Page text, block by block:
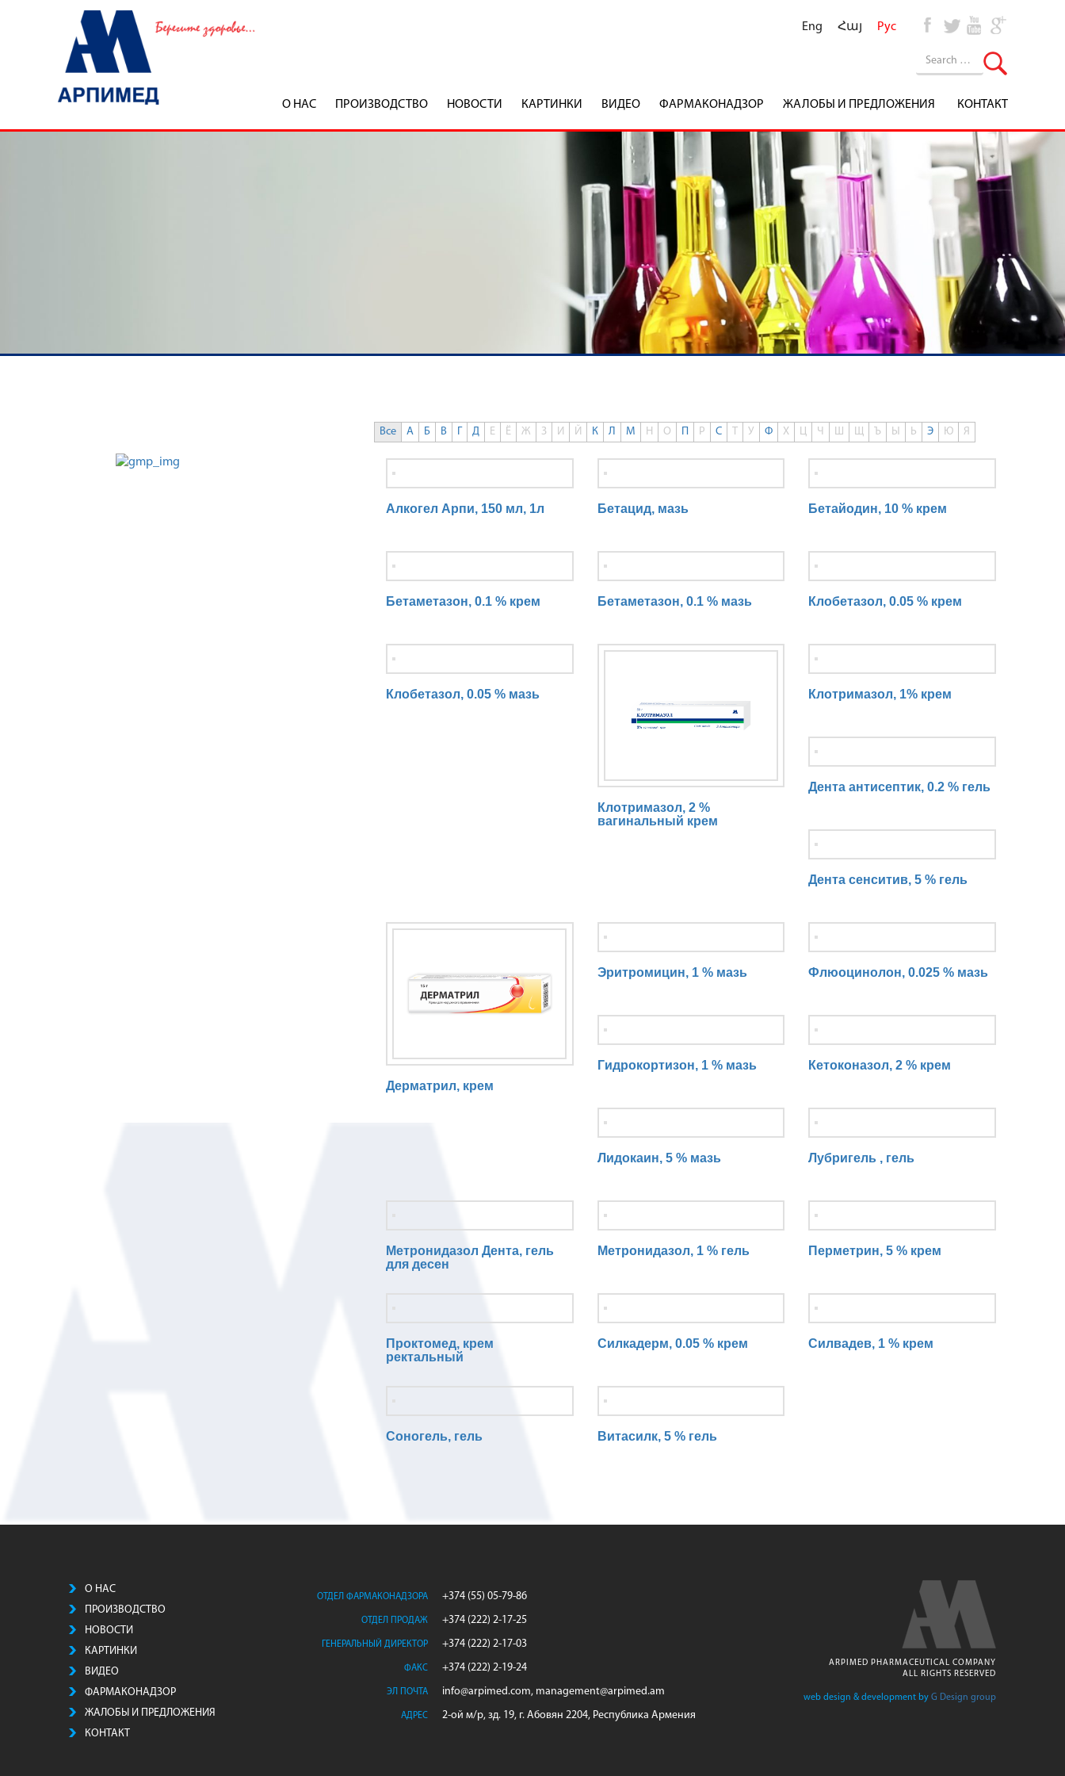
Eng Հայ Рус
О НАС ПРОИЗВОДСТВO НОВОСТИ КАРТИНКИ ВИДЕО ФАРМАКОНАДЗОР ЖАЛОБЫ И ПРЕДЛОЖЕНИЯ КОНТАКТ
Все А Б В Г Д Е Ё Ж З И Й К Л М Н О П Р С Т У Ф Х Ц Ч Ш Щ Ъ Ы Ь Э Ю Я
0
Алкогел Арпи, 150 мл, 1л Бетацид, мазь Бетайодин, 10 % крем
Бетаметазон, 0.1 % крем Бетаметазон, 0.1 % мазь Клобетазол, 0.05 % крем
Клобетазол, 0.05 % мазь
Клотримазол, 2 %
вагинальный крем
Клотримазол, 1% крем
Дента антисептик, 0.2 % гель
Дента сенситив, 5 % гель
Дерматрил, крем
Эритромицин, 1 % мазь Флюоцинолон, 0.025 % мазь
Гидрокортизон, 1 % мазь Кетоконазол, 2 % крем
Лидокаин, 5 % мазь Лубригель , гель
Метронидазол Дента, гель
для десен
Метронидазол, 1 % гель Перметрин, 5 % крем
Проктомед, крем
ректальный
Силкадерм, 0.05 % крем Силвадев, 1 % крем
Соногель, гель Витасилк, 5 % гель
О НАС
ПРОИЗВОДСТВO
НОВОСТИ
КАРТИНКИ
ВИДЕО
ФАРМАКОНАДЗОР
ЖАЛОБЫ И ПРЕДЛОЖЕНИЯ
КОНТАКТ
ОТДЕЛ ФАРМАКОНАДЗОРА +374 (55) 05-79-86
ОТДЕЛ ПРОДАЖ +374 (222) 2-17-25
ГЕНЕРАЛЬНЫЙ ДИРЕКТОР +374 (222) 2-17-03
ФАКС +374 (222) 2-19-24
ЭЛ ПОЧТА info@arpimed.com, management@arpimed.am
АДРЕС 2-ой м/р, зд. 19, г. Абовян 2204, Республика Армения
ARPIMED PHARMACEUTICAL COMPANY
ALL RIGHTS RESERVED
web design & development by G Design group